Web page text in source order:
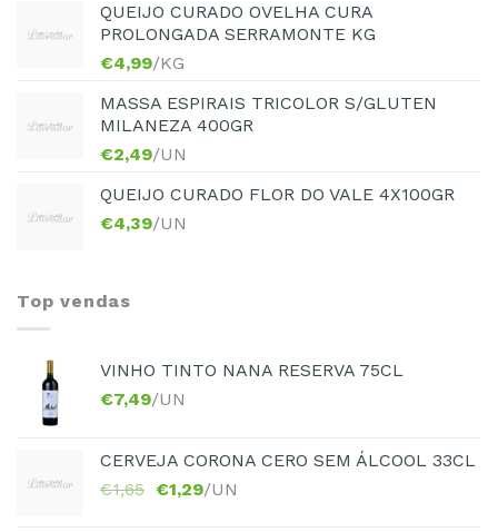
QUEIJO CURADO OVELHA CURA
PROLONGADA SERRAMONTE KG
€4,99/KG
MASSA ESPIRAIS TRICOLOR S/GLUTEN
MILANEZA 400GR
€2,49/UN
QUEIJO CURADO FLOR DO VALE 4X100GR
€4,39/UN
Top vendas
VINHO TINTO NANA RESERVA 75CL
€7,49/UN
CERVEJA CORONA CERO SEM ÁLCOOL 33CL
€1,65 €1,29/UN